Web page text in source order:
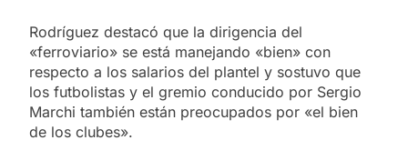
Rodríguez destacó que la dirigencia del
«ferroviario» se está manejando «bien» con
respecto a los salarios del plantel y sostuvo que
los futbolistas y el gremio conducido por Sergio
Marchi también están preocupados por «el bien
de los clubes».